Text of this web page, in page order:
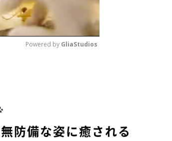
Powered by GliaStudios
防備な姿に癒される